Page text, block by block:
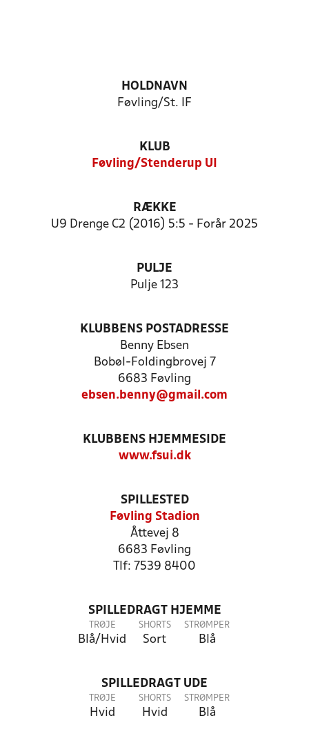
HOLDNAVN
Føvling/St. IF
KLUB
Føvling/Stenderup UI
RÆKKE
U9 Drenge C2 (2016) 5:5 - Forår 2025
PULJE
Pulje 123
KLUBBENS POSTADRESSE
Benny Ebsen
Bobøl-Foldingbrovej 7
6683 Føvling
ebsen.benny@gmail.com
KLUBBENS HJEMMESIDE
www.fsui.dk
SPILLESTED
Føvling Stadion
Åttevej 8
6683 Føvling
Tlf: 7539 8400
SPILLEDRAGT HJEMME
TRØJE
Blå/Hvid
SHORTS
Sort
STRØMPER
Blå
SPILLEDRAGT UDE
TRØJE
Hvid
SHORTS
Hvid
STRØMPER
Blå